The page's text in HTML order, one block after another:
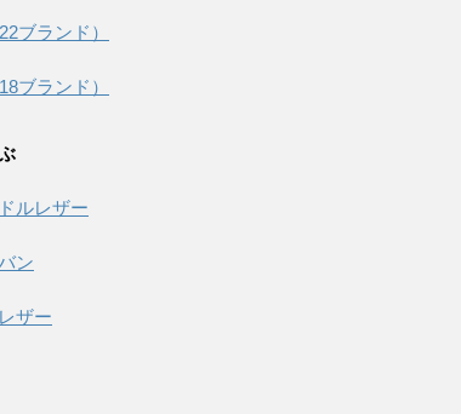
ブランド）
ブランド）
ルレザー
ン
ザー